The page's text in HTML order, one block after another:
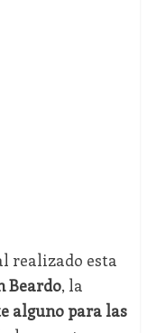
realizado esta
Beardo, la
alguno para las